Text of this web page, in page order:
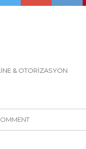
& OTORIZASYON